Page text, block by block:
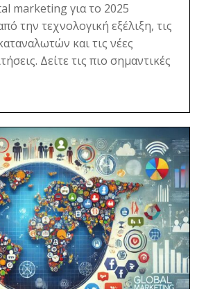
marketing για το 2025
την τεχνολογική εξέλιξη, τις
και τις νέες
Δείτε τις πιο σημαντικές